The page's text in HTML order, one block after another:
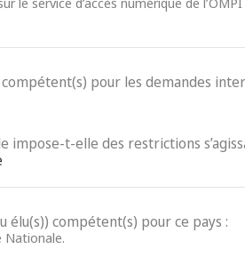
pour les demandes
impose-t-elle des restrictions
élu(s)) compétent(s) pour ce pays :
Nationale.